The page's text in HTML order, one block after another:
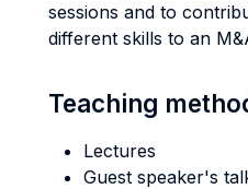
sessions and to
different skills to an
Teaching
Lectures
Guest speaker's